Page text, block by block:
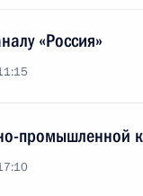
«Россия»
промышленной